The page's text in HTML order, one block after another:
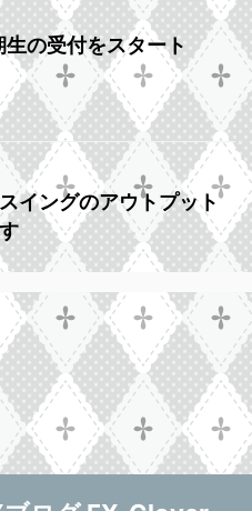
の受付をスタート
イングのアウトプット